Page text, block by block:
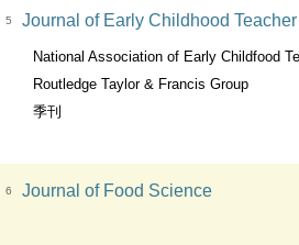
5 Journal of Early Childhood
National Association of Early Childfood
Routledge Taylor & Francis Group
季刊
6 Journal of Food Science